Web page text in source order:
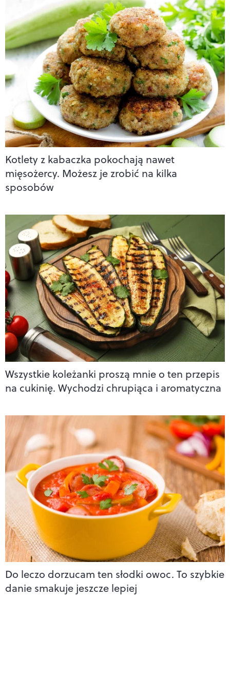
Kotlety z kabaczka pokochają nawet
mięsożercy. Możesz je zrobić na kilka
sposobów
Wszystkie koleżanki proszą mnie o ten przepis
na cukinię. Wychodzi chrupiąca i aromatyczna
Do leczo dorzucam ten słodki owoc. To szybkie
danie smakuje jeszcze lepiej